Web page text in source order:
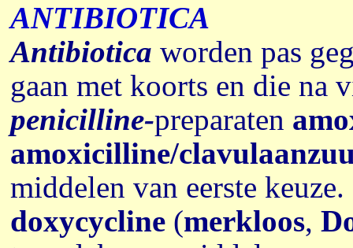
ANTIBIOTICA
Antibiotica worden pas
gaan met koorts en die na
penicilline-preparaten
amoxicilline/
middelen van eerste
doxycycline (merkloos,